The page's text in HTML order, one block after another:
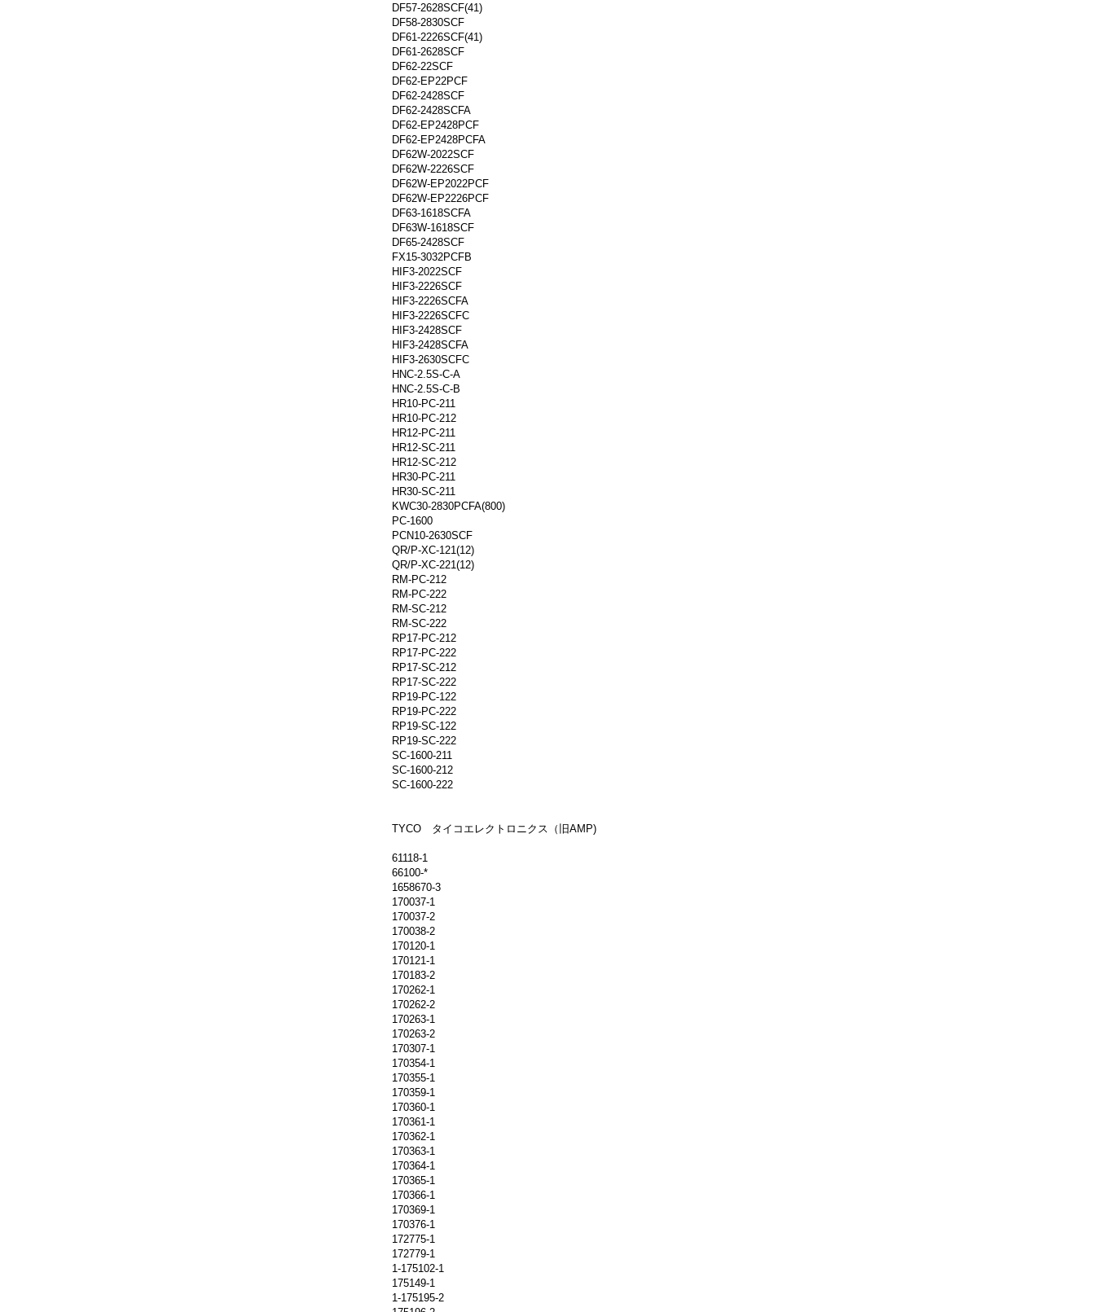
DF57-2628SCF(41)
DF58-2830SCF
DF61-2226SCF(41)
DF61-2628SCF
DF62-22SCF
DF62-EP22PCF
DF62-2428SCF
DF62-2428SCFA
DF62-EP2428PCF
DF62-EP2428PCFA
DF62W-2022SCF
DF62W-2226SCF
DF62W-EP2022PCF
DF62W-EP2226PCF
DF63-1618SCFA
DF63W-1618SCF
DF65-2428SCF
FX15-3032PCFB
HIF3-2022SCF
HIF3-2226SCF
HIF3-2226SCFA
HIF3-2226SCFC
HIF3-2428SCF
HIF3-2428SCFA
HIF3-2630SCFC
HNC-2.5S-C-A
HNC-2.5S-C-B
HR10-PC-211
HR10-PC-212
HR12-PC-211
HR12-SC-211
HR12-SC-212
HR30-PC-211
HR30-SC-211
KWC30-2830PCFA(800)
PC-1600
PCN10-2630SCF
QR/P-XC-121(12)
QR/P-XC-221(12)
RM-PC-212
RM-PC-222
RM-SC-212
RM-SC-222
RP17-PC-212
RP17-PC-222
RP17-SC-212
RP17-SC-222
RP19-PC-122
RP19-PC-222
RP19-SC-122
RP19-SC-222
SC-1600-211
SC-1600-212
SC-1600-222
TYCO タイコエレクトロニクス（旧AMP)
61118-1
66100-*
1658670-3
170037-1
170037-2
170038-2
170120-1
170121-1
170183-2
170262-1
170262-2
170263-1
170263-2
170307-1
170354-1
170355-1
170359-1
170360-1
170361-1
170362-1
170363-1
170364-1
170365-1
170366-1
170369-1
170376-1
172775-1
172779-1
1-175102-1
175149-1
1-175195-2